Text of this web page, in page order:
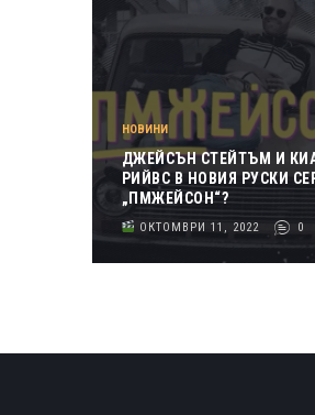
НОВИНИ
ДЖЕЙСЪН СТЕЙТЪМ И
РИЙВС В НОВИЯ РУСКИ
„ПМЖЕЙСОН“?
ОКТОМВРИ 11, 2022 0